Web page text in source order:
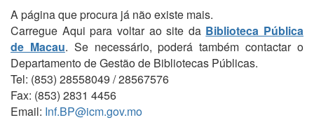
A página que procura já não existe mais.
Carregue Aqui para voltar ao site da Biblioteca Pública
de Macau. Se necessário, poderá também contactar o
Departamento de Gestão de Bibliotecas Públicas.
Tel: (853) 28558049 / 28567576
Fax: (853) 2831 4456
Email: Inf.BP@icm.gov.mo